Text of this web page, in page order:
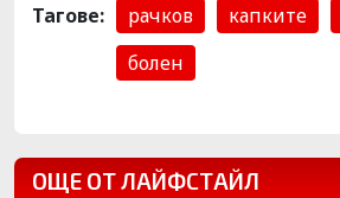
Тагове: рачков капките
болен
ОЩЕ ОТ ЛАЙФСТАЙЛ